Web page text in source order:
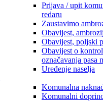
Prijava / upit
redaru
Zaustavimo
Obavijest,
Obavijest, poljski
Obavijest o
označavanja pasa
Uređenje naselja
Komunalna
Komunalni